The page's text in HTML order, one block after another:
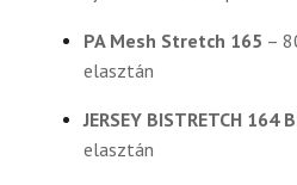
PA Mesh Stretch 165 –
elasztán
JERSEY BISTRETCH 164
elasztán